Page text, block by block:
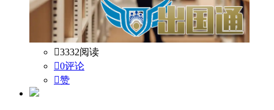
3332阅读
0评论
赞